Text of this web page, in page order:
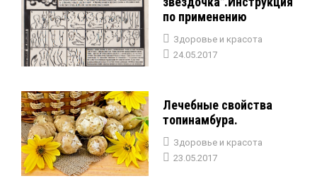
по применению
Здоровье и красота
24.05.2017
Лечебные свойства
топинамбура.
Здоровье и красота
23.05.2017